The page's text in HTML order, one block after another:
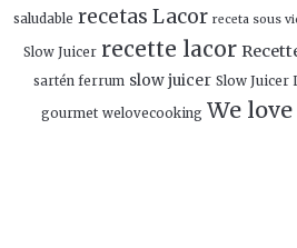
saludable recetas Lacor receta sous
Slow Juicer recette lacor
sartén ferrum slow juicer Slow Juicer
gourmet welovecooking We